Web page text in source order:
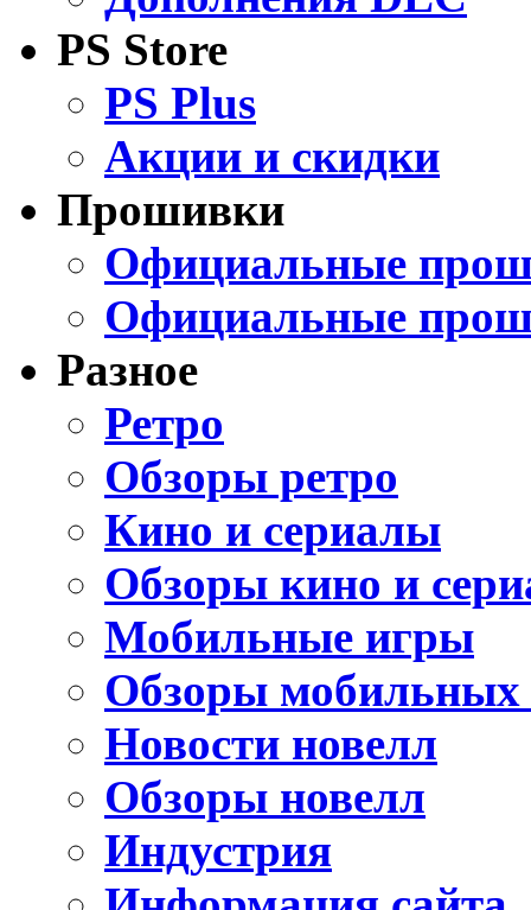
PS Store
PS Plus
Акции и скидки
Прошивки
Официальные
Официальные
Разное
Ретро
Обзоры ретро
Кино и сериалы
Обзоры кино и
Мобильные игры
Обзоры мобильных
Новости новелл
Обзоры новелл
Индустрия